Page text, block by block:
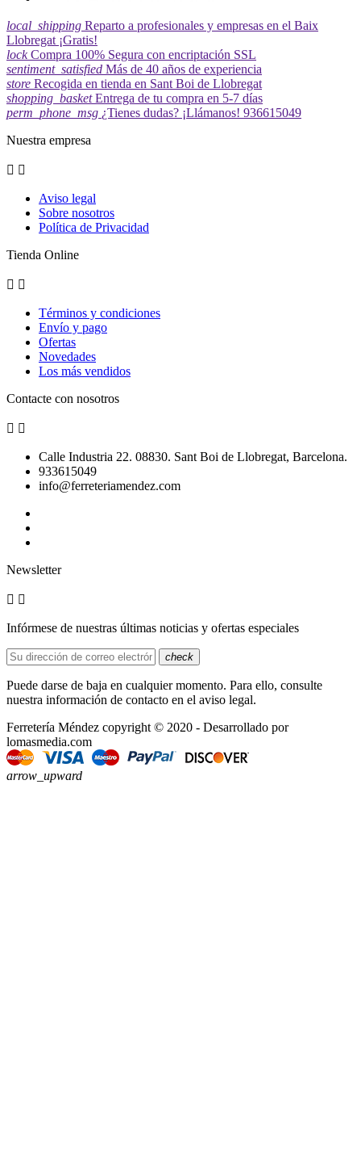
local_shipping Reparto a profesionales y empresas en el Baix
Llobregat ¡Gratis!
lock Compra 100% Segura con encriptación SSL
sentiment_satisfied Más de 40 años de experiencia
store Recogida en tienda en Sant Boi de Llobregat
shopping_basket Entrega de tu compra en 5-7 días
perm_phone_msg ¿Tienes dudas? ¡Llámanos! 936615049
Nuestra empresa
 
Aviso legal
Sobre nosotros
Política de Privacidad
Tienda Online
 
Términos y condiciones
Envío y pago
Ofertas
Novedades
Los más vendidos
Contacte con nosotros
 
Calle Industria 22. 08830. Sant Boi de Llobregat, Barcelona.
933615049
info@ferreteriamendez.com
Newsletter
 
Infórmese de nuestras últimas noticias y ofertas especiales
check
Puede darse de baja en cualquier momento. Para ello, consulte
nuestra información de contacto en el aviso legal.
Ferretería Méndez copyright © 2020 - Desarrollado por
lomasmedia.com
arrow_upward